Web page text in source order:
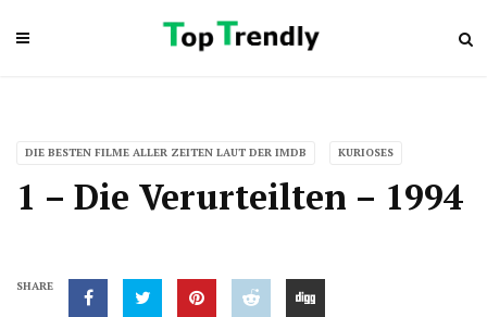
DIE BESTEN FILME ALLER ZEITEN LAUT DER IMDB KURIOSES
1 – Die Verurteilten – 1994
SHARE